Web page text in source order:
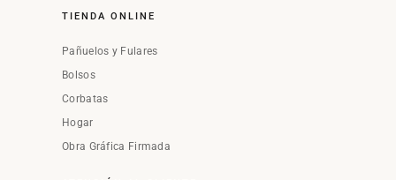
TIENDA ONLINE
Pañuelos y Fulares
Bolsos
Corbatas
Hogar
Obra Gráfica Firmada